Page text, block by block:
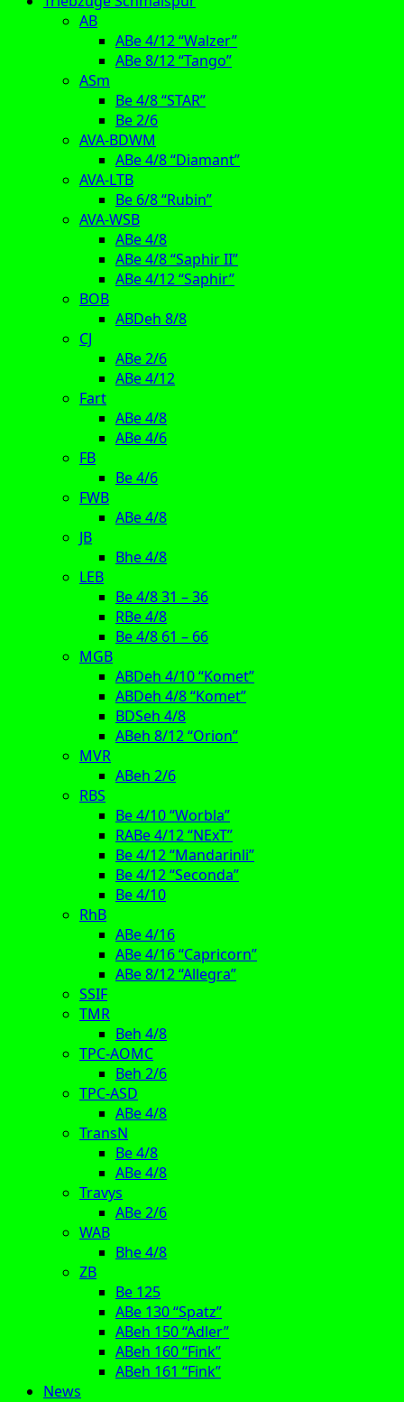
AB
ABe 4/12 “Walzer”
ABe 8/12 “Tango”
ASm
Be 4/8 “STAR”
Be 2/6
AVA-BDWM
ABe 4/8 “Diamant”
AVA-LTB
Be 6/8 “Rubin”
AVA-WSB
ABe 4/8
ABe 4/8 “Saphir II”
ABe 4/12 “Saphir”
BOB
ABDeh 8/8
CJ
ABe 2/6
ABe 4/12
Fart
ABe 4/8
ABe 4/6
FB
Be 4/6
FWB
ABe 4/8
JB
Bhe 4/8
LEB
Be 4/8 31 – 36
RBe 4/8
Be 4/8 61 – 66
MGB
ABDeh 4/10 “Komet”
ABDeh 4/8 “Komet”
BDSeh 4/8
ABeh 8/12 “Orion”
MVR
ABeh 2/6
RBS
Be 4/10 “Worbla”
RABe 4/12 “NExT”
Be 4/12 “Mandarinli”
Be 4/12 “Seconda”
Be 4/10
RhB
ABe 4/16
ABe 4/16 “Capricorn”
ABe 8/12 “Allegra”
SSIF
TMR
Beh 4/8
TPC-AOMC
Beh 2/6
TPC-ASD
ABe 4/8
TransN
Be 4/8
ABe 4/8
Travys
ABe 2/6
WAB
Bhe 4/8
ZB
Be 125
ABe 130 “Spatz”
ABeh 150 “Adler”
ABeh 160 “Fink”
ABeh 161 “Fink”
News